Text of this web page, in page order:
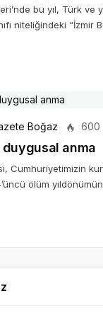
bu yıl, Türk ve
niteliğindeki “İzmir
Boğaz 600
duygusal anma
Cumhuriyetimizin
ölüm